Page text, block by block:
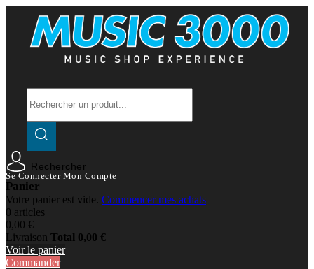
Rechercher
Se Connecter Mon Compte
Panier
Votre panier est vide. Commencer mes achats
0 articles
0,00 €
Livraison Total 0,00 €
Voir le panier
Commander